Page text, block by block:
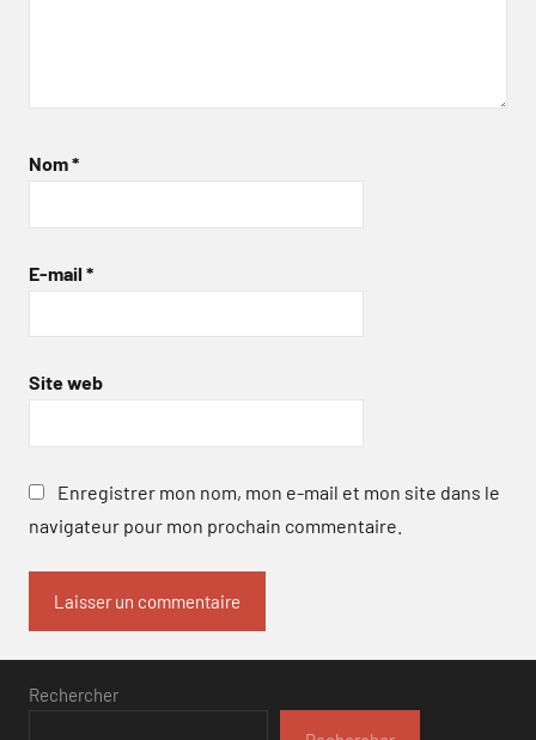
Nom*
E-mail *
Site web
Enregistrer mon nom, mon e-mail et mon site dans le
navigateur pour mon prochain commentaire.
Rechercher